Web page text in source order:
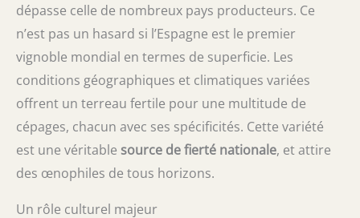
dépasse celle de nombreux pays producteurs. Ce
n’est pas un hasard si l’Espagne est le premier
vignoble mondial en termes de superficie. Les
conditions géographiques et climatiques variées
offrent un terreau fertile pour une multitude de
cépages, chacun avec ses spécificités. Cette variété
est une véritable source de fierté nationale, et attire
des œnophiles de tous horizons.
Un rôle culturel majeur